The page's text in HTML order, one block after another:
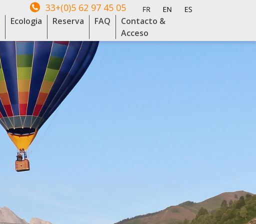
33+(0)5 62 97 45 05
Ecologia Reserva FAQ
Contacto &
Acceso